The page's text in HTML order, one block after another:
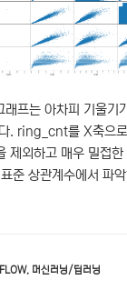
래프는 아차피 기울기
. ring_cnt를 X축으
외하고 매우 밀접한
준 상관계수에서 파
, 머신러닝/딥러닝